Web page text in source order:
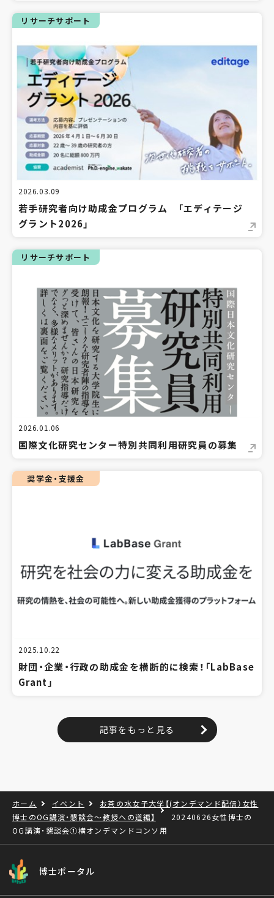
リサーチサポート
2026.03.09
若手研究者向け助成金プログラム 「エディテージ
グラント2026」
リサーチサポート
2026.01.06
国際文化研究センター特別共同利用研究員の募集
奨学金・支援金
2025.10.22
財団・企業・行政の助成金を横断的に検索！「LabBase
Grant」
記事をもっと見る
ホーム イベント
お茶の水女子大学【(オンデマンド配信）女性
博士のOG講演・懇談会～教授への道編】
20240626女性博士の
OG講演・懇談会①横オンデマンドコンソ用
博士ポータル